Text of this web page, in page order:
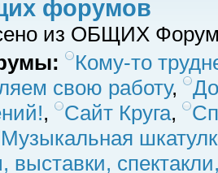
форумов
из ОБЩИХ
Кому-то
свою работу,
, Сайт Круга,
Музыкальная